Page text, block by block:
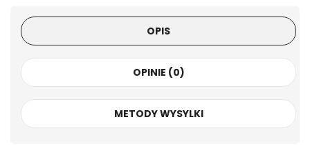
OPIS
OPINIE (0)
METODY WYSYLKI